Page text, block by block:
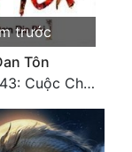
trước
Tôn
Chương 5343: Cuộc Chiến Cấp Thứ Nhất